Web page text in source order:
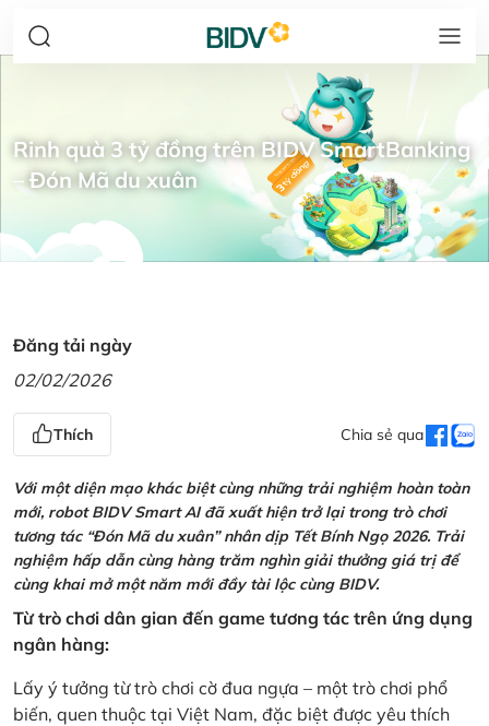
Rinh quà 3 tỷ đồng trên BIDV SmartBanking
– Đón Mã du xuân
Đăng tải ngày
02/02/2026
Thích Chia sẻ qua
Với một diện mạo khác biệt cùng những trải nghiệm hoàn toàn
mới, robot BIDV Smart AI đã xuất hiện trở lại trong trò chơi
tương tác “Đón Mã du xuân” nhân dịp Tết Bính Ngọ 2026. Trải
nghiệm hấp dẫn cùng hàng trăm nghìn giải thưởng giá trị để
cùng khai mở một năm mới đầy tài lộc cùng BIDV.
Từ trò chơi dân gian đến game tương tác trên ứng dụng
ngân hàng:
Lấy ý tưởng từ trò chơi cờ đua ngựa – một trò chơi phổ
biến, quen thuộc tại Việt Nam, đặc biệt được yêu thích